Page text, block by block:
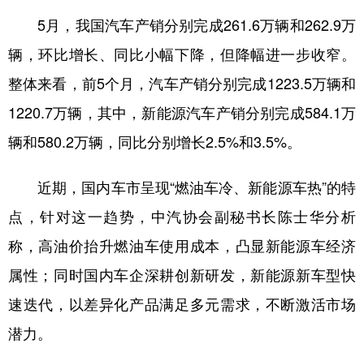
彩票 娱乐 时尚 悦读
公益 一带一路 亚太网 上市公司
文化产业
地方频道
北京 天津 河北 山西
辽宁 吉林 上海 江苏
浙江 安徽 福建 江西
5月，我国汽车产销分别完成261.6万辆和262.9万
辆，环比增长、同比小幅下降，但降幅进一步收窄。
整体来看，前5个月，汽车产销分别完成1223.5万辆和
1220.7万辆，其中，新能源汽车产销分别完成584.1万
辆和580.2万辆，同比分别增长2.5%和3.5%。
近期，国内车市呈现“燃油车冷、新能源车热”的特
点，针对这一趋势，中汽协会副秘书长陈士华分析
称，高油价抬升燃油车使用成本，凸显新能源车经济
属性；同时国内车企深耕创新研发，新能源新车型快
速迭代，以差异化产品满足多元需求，不断激活市场
潜力。